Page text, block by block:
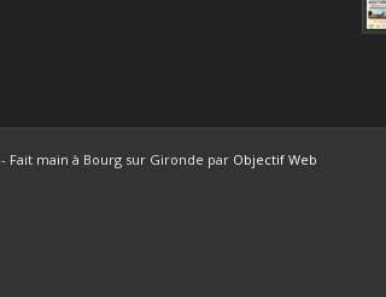
- Fait main à Bourg sur Gironde par Objectif Web